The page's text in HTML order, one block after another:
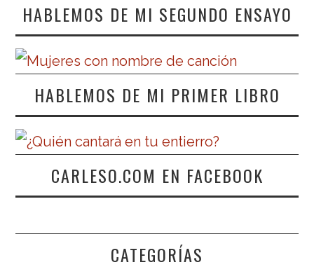
HABLEMOS DE MI SEGUNDO ENSAYO
HABLEMOS DE MI PRIMER LIBRO
CARLESO.COM EN FACEBOOK
CATEGORÍAS